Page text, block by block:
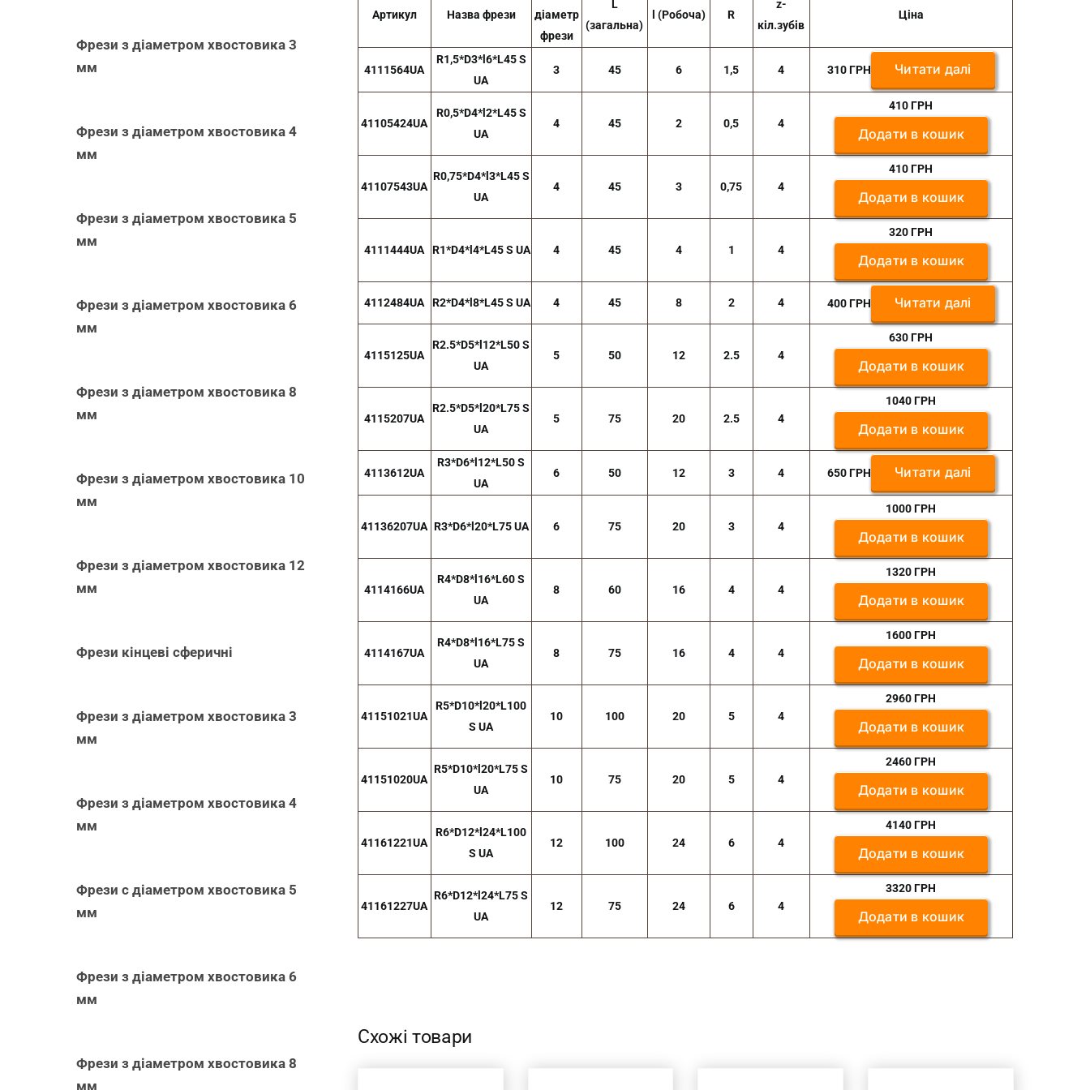
Артикул Назва фрези
діаметр
фрези
L
(загальна)
l (Робоча) R
z-
кіл.зубів
Ціна
4111564UA
R1,5*D3*l6*L45 S
UA
3 45 6 1,5 4 310ГРН Читати далі
41105424UA
R0,5*D4*l2*L45 S
UA
4 45 2 0,5 4
410ГРН
Додати в кошик
41107543UA
R0,75*D4*l3*L45 S
UA
4 45 3 0,75 4
410ГРН
Додати в кошик
4111444UA R1*D4*l4*L45 S UA 4 45 4 1 4
320ГРН
Додати в кошик
4112484UA R2*D4*l8*L45 S UA 4 45 8 2 4 400ГРН Читати далі
4115125UA
R2.5*D5*l12*L50 S
UA
5 50 12 2.5 4
630ГРН
Додати в кошик
4115207UA
R2.5*D5*l20*L75 S
UA
5 75 20 2.5 4
1040ГРН
Додати в кошик
4113612UA
R3*D6*l12*L50 S
UA
6 50 12 3 4 650ГРН Читати далі
41136207UA R3*D6*l20*L75 UA 6 75 20 3 4
1000ГРН
Додати в кошик
4114166UA
R4*D8*l16*L60 S
UA
8 60 16 4 4
1320ГРН
Додати в кошик
4114167UA
R4*D8*l16*L75 S
UA
8 75 16 4 4
1600ГРН
Додати в кошик
41151021UA
R5*D10*l20*L100
S UA
10 100 20 5 4
2960ГРН
Додати в кошик
41151020UA
R5*D10*l20*L75 S
UA
10 75 20 5 4
2460ГРН
Додати в кошик
41161221UA
R6*D12*l24*L100
S UA
12 100 24 6 4
4140ГРН
Додати в кошик
41161227UA
R6*D12*l24*L75 S
UA
12 75 24 6 4
3320ГРН
Додати в кошик
Схожі товари
Фрези з діаметром хвостовика 3
мм
Фрези з діаметром хвостовика 4
мм
Фрези з діаметром хвостовика 5
мм
Фрези з діаметром хвостовика 6
мм
Фрези з діаметром хвостовика 8
мм
Фрези з діаметром хвостовика 10
мм
Фрези з діаметром хвостовика 12
мм
Фрези кінцеві сферичні
Фрези з діаметром хвостовика 3
мм
Фрези з діаметром хвостовика 4
мм
Фрези с діаметром хвостовика 5
мм
Фрези з діаметром хвостовика 6
мм
Фрези з діаметром хвостовика 8
мм